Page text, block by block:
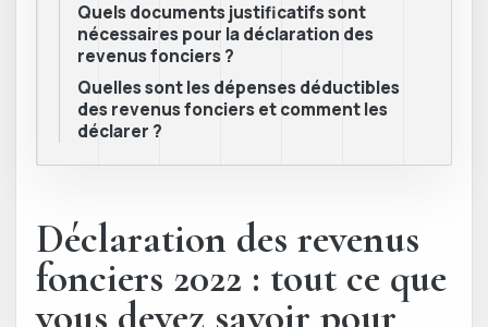
Quels documents justificatifs sont
nécessaires pour la déclaration des
revenus fonciers ?
Quelles sont les dépenses déductibles
des revenus fonciers et comment les
déclarer ?
Déclaration des revenus
fonciers 2022 : tout ce que